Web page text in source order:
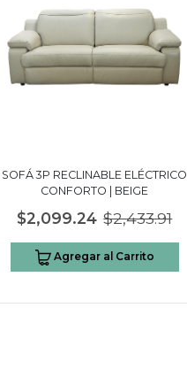
SOFÁ 3P RECLINABLE ELÉCTRICO
CONFORTO | BEIGE
$2,099.24 $2,433.91
Agregar al Carrito